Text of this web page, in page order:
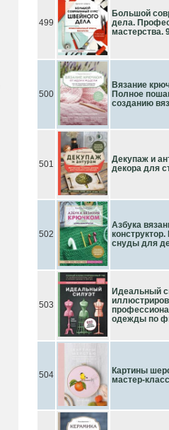
499
Большой
дела.
мастерства.
500
Вязание
Полное
созданию
501
Декупаж и
декора для
502
Азбука
снуды для
503
Идеальный
одежды по
504
Картины
мастер-